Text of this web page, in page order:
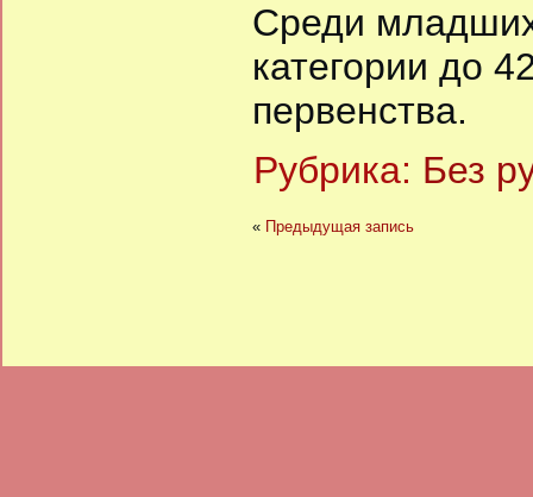
Среди
категории до
первенства.
Рубрика: Без
« Предыдущая запись